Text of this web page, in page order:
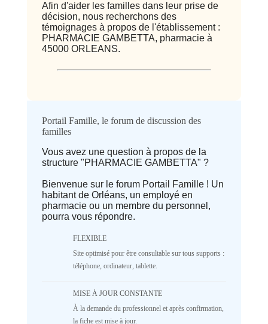
Afin d'aider les familles dans leur prise de
décision, nous recherchons des
témoignages à propos de l'établissement :
PHARMACIE GAMBETTA, pharmacie à
45000 ORLEANS.
Avis
⭐ Qualité
Deprecated: implode(): Passing null to
parameter #1 ($separator) of type
array|string is deprecated in
1687
5 4 3
2
1
NR
Deprecated: implode(): Passing null to
parameter #1 ($separator) of type
Portail Famille, le forum de discussion des
familles
Vous avez une question à propos de la
structure "PHARMACIE GAMBETTA" ?
Bienvenue sur le forum Portail Famille ! Un
habitant de Orléans, un employé en
pharmacie ou un membre du personnel,
pourra vous répondre.
FLEXIBLE
Site optimisé pour être consultable sur tous supports :
téléphone, ordinateur, tablette.
MISE À JOUR CONSTANTE
À la demande du professionnel et après confirmation,
la fiche est mise à jour.